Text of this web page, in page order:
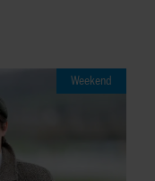
Weekend